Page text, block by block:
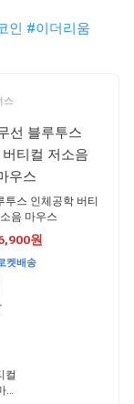
인 #이더리움
스
투스 인체공학 버티
음 마우스
원
켓배송
컬
우